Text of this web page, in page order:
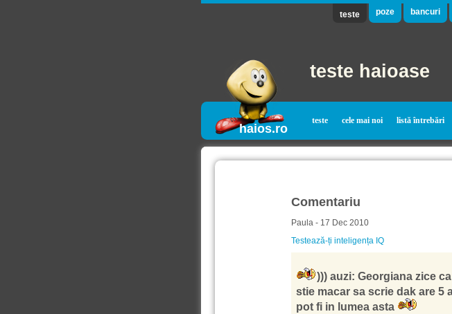
teste poze bancuri
teste haioase
haios.ro
teste cele mai noi listă întrebări
Comentariu
Paula - 17 Dec 2010
Testează-ți inteligența IQ
))) auzi: Georgiana zice
stie macar sa scrie dak are 5
pot fi in lumea asta